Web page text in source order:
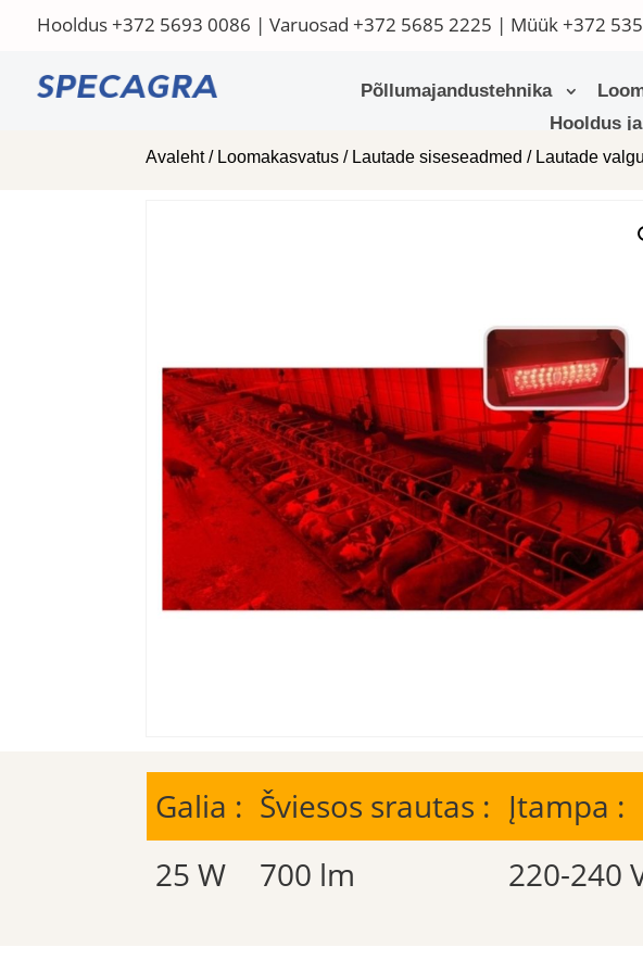
Hooldus+372 5693 0086 | Varuosad +372 5685 2225 | Müük+372
Põllumajandustehnika
Hooldus
Avaleht/ Loomakasvatus / Lautade siseseadmed / Lautade
Galia : Šviesos srautas : Įtampa :
25 W
700 lm 220-240